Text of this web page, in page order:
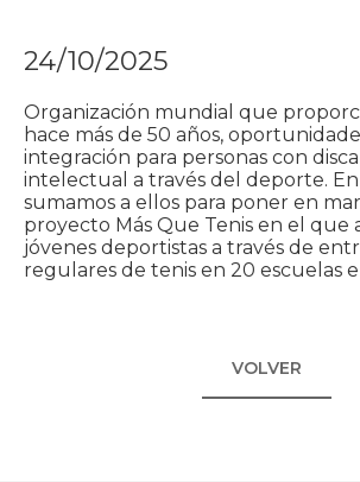
24/10/2025
Organización mundial que
hace más de 50 años,
integración para personas con
intelectual a través del deporte. En
sumamos a ellos para poner en
proyecto Más Que Tenis en el que
jóvenes deportistas a través de
regulares de tenis en 20 escuelas
VOLVER